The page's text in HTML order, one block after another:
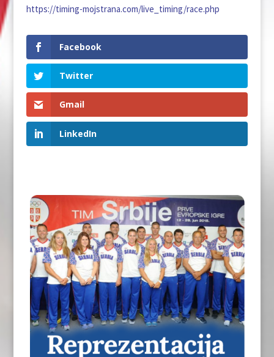
https://timing-mojstrana.com/live_timing/race.php
Facebook
Twitter
Gmail
LinkedIn